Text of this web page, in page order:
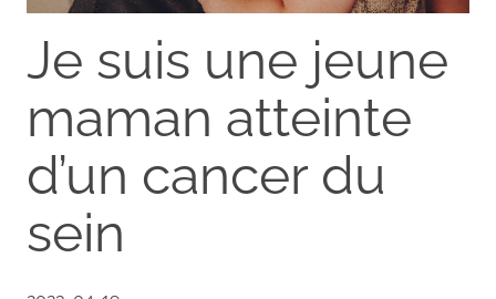
Je suis une jeune
maman atteinte
d’un cancer du
sein